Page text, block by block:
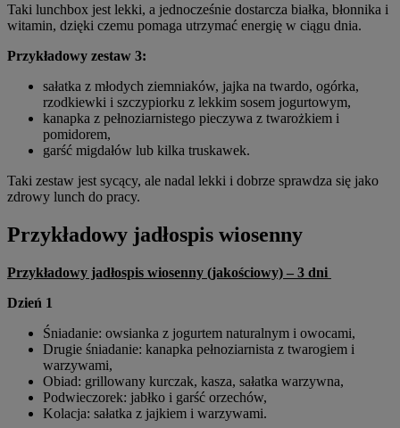
Taki lunchbox jest lekki, a jednocześnie dostarcza białka, błonnika i
witamin, dzięki czemu pomaga utrzymać energię w ciągu dnia.
Przykładowy zestaw 3:
sałatka z młodych ziemniaków, jajka na twardo, ogórka,
rzodkiewki i szczypiorku z lekkim sosem jogurtowym,
kanapka z pełnoziarnistego pieczywa z twarożkiem i
pomidorem,
garść migdałów lub kilka truskawek.
Taki zestaw jest sycący, ale nadal lekki i dobrze sprawdza się jako
zdrowy lunch do pracy.
Przykładowy jadłospis wiosenny
Przykładowy jadłospis wiosenny (jakościowy) – 3 dni
Dzień 1
Śniadanie: owsianka z jogurtem naturalnym i owocami,
Drugie śniadanie: kanapka pełnoziarnista z twarogiem i
warzywami,
Obiad: grillowany kurczak, kasza, sałatka warzywna,
Podwieczorek: jabłko i garść orzechów,
Kolacja: sałatka z jajkiem i warzywami.